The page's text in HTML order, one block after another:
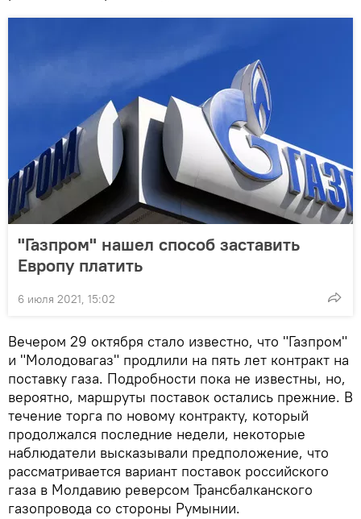
"Газпром" нашел способ заставить
Европу платить
6 июля 2021, 15:02
Вечером 29 октября стало известно, что "Газпром"
и "Молодовагаз" продлили на пять лет контракт на
поставку газа. Подробности пока не известны, но,
вероятно, маршруты поставок остались прежние. В
течение торга по новому контракту, который
продолжался последние недели, некоторые
наблюдатели высказывали предположение, что
рассматривается вариант поставок российского
газа в Молдавию реверсом Трансбалканского
газопровода со стороны Румынии.